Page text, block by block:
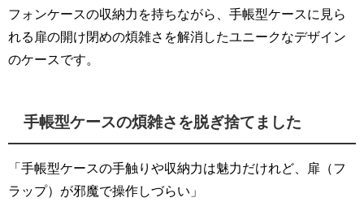
フォンケースの収納力を持ちながら、手帳型ケースに見ら
れる扉の開け閉めの煩雑さを解消したユニークなデザイン
のケースです。
手帳型ケースの煩雑さを脱ぎ捨てました
「手帳型ケースの手触りや収納力は魅力だけれど、扉（フ
ラップ）が邪魔で操作しづらい」